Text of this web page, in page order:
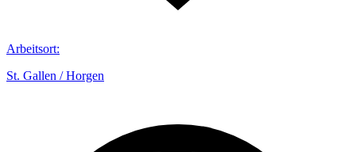
Arbeitsort:
St. Gallen / Horgen